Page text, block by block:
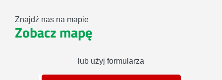
Znajdź nas na mapie
Zobacz mapę
lub użyj formularza